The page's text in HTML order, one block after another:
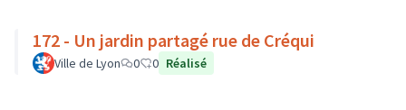
172 - Un jardin partagé rue de Créqui
Ville de Lyon 0 0 Réalisé